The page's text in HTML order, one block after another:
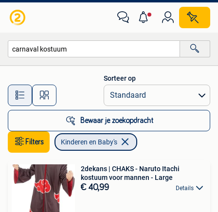
Alle afstanden…
Sorteer op
Bewaar je zoekopdracht
Filters Kinderen en Baby's
2dekans | CHAKS - Naruto Itachi
kostuum voor mannen - Large
€ 40,99 Details